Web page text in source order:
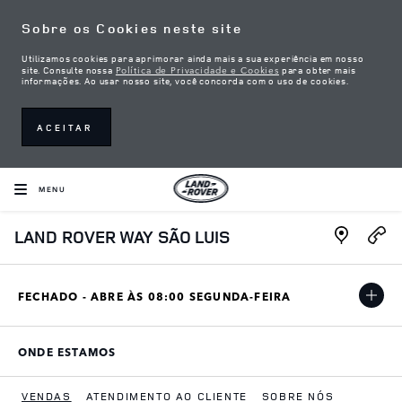
Sobre os Cookies neste site
Utilizamos cookies para aprimorar ainda mais a sua experiência em nosso
site. Consulte nossa Política de Privacidade e Cookies para obter mais
informações. Ao usar nosso site, você concorda com o uso de cookies.
ACEITAR
MENU
LAND ROVER WAY SÃO LUIS Link
FECHADO - ABRE ÀS 08:00 SEGUNDA-FEIRA
ONDE ESTAMOS
LINK OPENS IN NEW TAB
VENDAS ATENDIMENTO AO CLIENTE SOBRE NÓS